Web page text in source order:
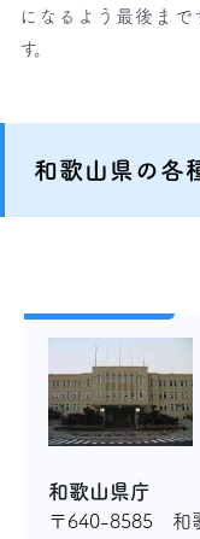
になるよう最後ま
す。
和歌山県の各
和歌山県庁
〒640-8585 和